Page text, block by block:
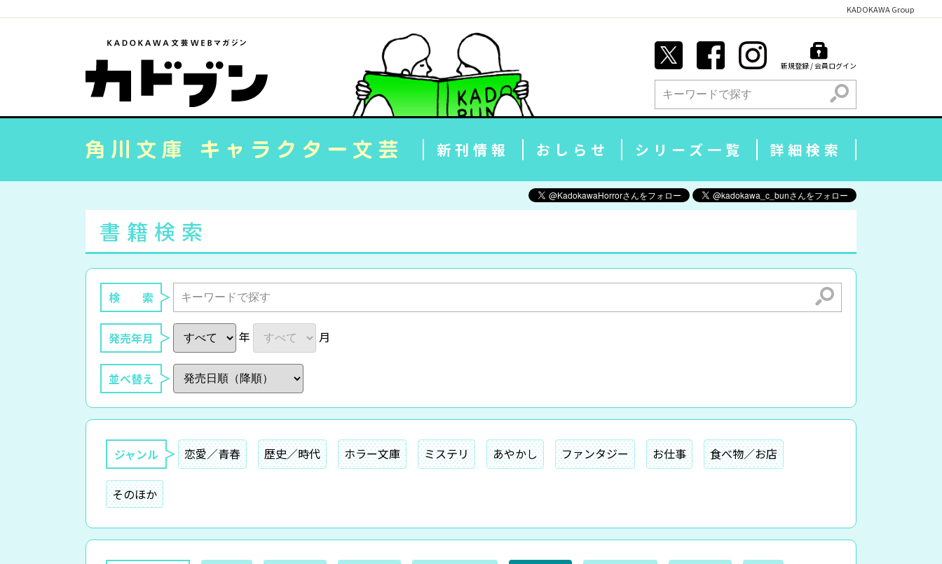
KADOKAWA Group
新規登録 / 会員ログイン
検索
新刊情報 おしらせ シリーズ一覧 詳細検索
書籍検索
検 索 検索
発売年月 年 月
並べ替え
ジャンル 恋愛／青春 歴史／時代 ホラー文庫 ミステリ あやかし ファンタジー お仕事 食べ物／お店
そのほか